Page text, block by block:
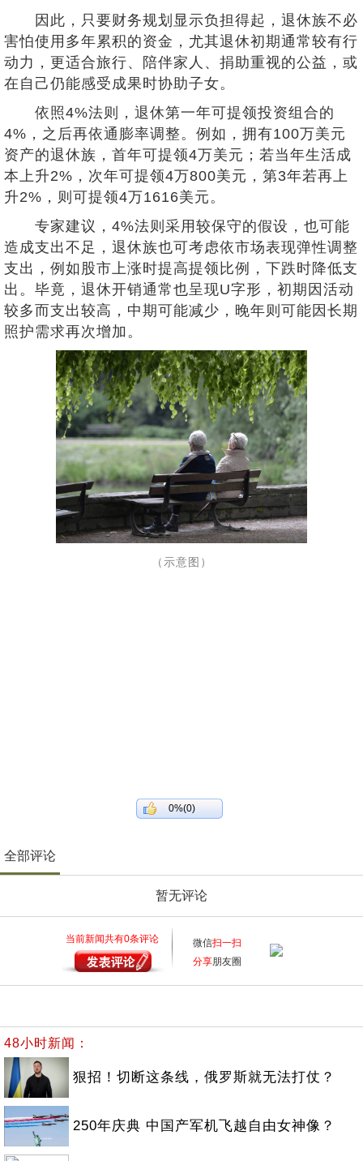
因此，只要财务规划显示负担得起，退休族不必
害怕使用多年累积的资金，尤其退休初期通常较有行
动力，更适合旅行、陪伴家人、捐助重视的公益，或
在自己仍能感受成果时协助子女。
依照4%法则，退休第一年可提领投资组合的
4%，之后再依通膨率调整。例如，拥有100万美元
资产的退休族，首年可提领4万美元；若当年生活成
本上升2%，次年可提领4万800美元，第3年若再上
升2%，则可提领4万1616美元。
专家建议，4%法则采用较保守的假设，也可能
造成支出不足，退休族也可考虑依市场表现弹性调整
支出，例如股市上涨时提高提领比例，下跌时降低支
出。毕竟，退休开销通常也呈现U字形，初期因活动
较多而支出较高，中期可能减少，晚年则可能因长期
照护需求再次增加。
（示意图）
0%(0)
全部评论
暂无评论
当前新闻共有0条评论 微信扫一扫
分享朋友圈
48小时新闻：
狠招！切断这条线，俄罗斯就无法打仗？
250年庆典 中国产军机飞越自由女神像？